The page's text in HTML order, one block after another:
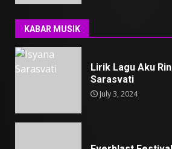
KABAR MUSIK
Lirik Lagu Aku
Sarasvati
July 3, 2024